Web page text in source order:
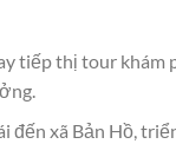
tiếp thị tour khám
đến xã Bản Hồ,